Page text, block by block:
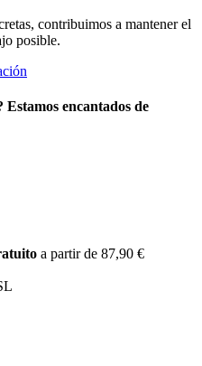
contribuimos a mantener el
posible.
Estamos encantados de
a partir de 87,90 €